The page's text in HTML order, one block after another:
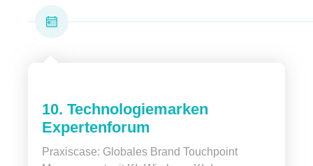
10. Technologiemarken
Expertenforum
Praxiscase: Globales Brand Touchpoint